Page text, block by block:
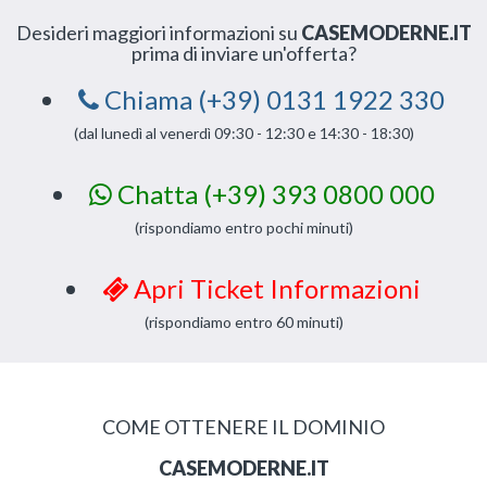
Desideri maggiori informazioni su CASEMODERNE.IT
prima di inviare un'offerta?
Chiama (+39) 0131 1922 330
(dal lunedì al venerdì 09:30 - 12:30 e 14:30 - 18:30)
Chatta (+39) 393 0800 000
(rispondiamo entro pochi minuti)
Apri Ticket Informazioni
(rispondiamo entro 60 minuti)
COME OTTENERE IL DOMINIO
CASEMODERNE.IT